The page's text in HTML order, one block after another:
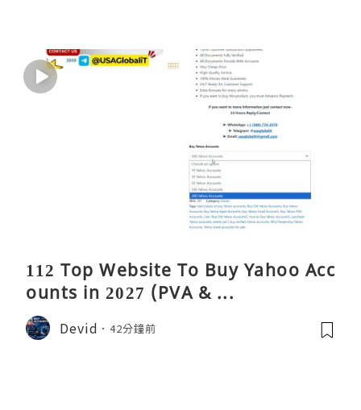
112 Top Website To Buy Yahoo Acc
ounts in 2027 (PVA & ...
Devid 42分鐘前